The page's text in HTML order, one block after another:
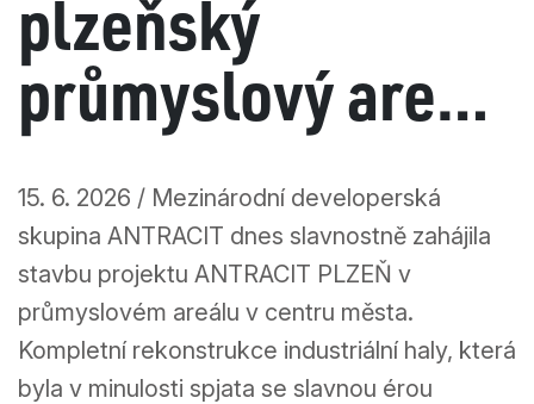
plzeňský
průmyslový areál.
Zahajujeme
rekonstrukci
industriální haly
pro lezecké
15. 6. 2026 / Mezinárodní developerská
skupina ANTRACIT dnes slavnostně zahájila
stavbu projektu ANTRACIT PLZEŇ v
průmyslovém areálu v centru města.
Kompletní rekonstrukce industriální haly, která
byla v minulosti spjata se slavnou érou